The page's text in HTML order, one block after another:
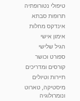
10:17
01:37
01:46
טיפולי נטורופתיה
תרופות סבתא
אינדקס מחלות
אימון אישי
הגיל שלישי
ספורט וכושר
קורסים ומדריכים
תיירות וטיולים
מיסטיקה, טארוט
ונומרולוגיה